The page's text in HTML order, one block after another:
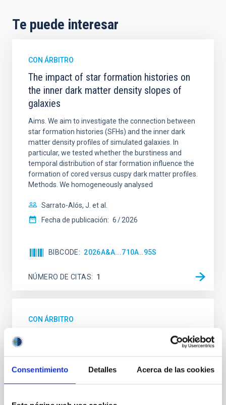
Consentimiento Detalles Acerca de las cookies
Te puede interesar
CON ÁRBITRO
The impact of star formation histories on
the inner dark matter density slopes of
galaxies
Aims. We aim to investigate the connection between
star formation histories (SFHs) and the inner dark
matter density profiles of simulated galaxies. In
particular, we tested whether the burstiness and
temporal distribution of star formation influence the
formation of cored versus cuspy dark matter profiles.
Methods. We homogeneously analysed
Sarrato-Alós, J. et al.
Fecha de publicación: 6 2026
BIBCODE 2026A&A...710A..95S
NÚMERO DE CITAS 1
CON ÁRBITRO
We present extended optical monitoring of the